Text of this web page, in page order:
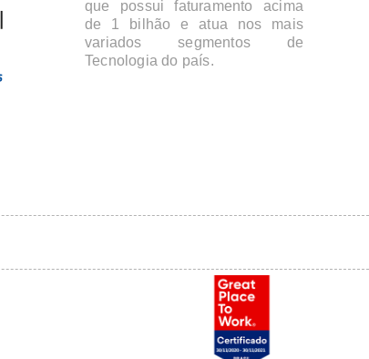
que possui faturamento acima
de 1 bilhão e atua nos mais
variados segmentos de
Tecnologia do país.